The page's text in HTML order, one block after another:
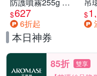
入組
$627
6折起
$
本日神券
85折 雙享